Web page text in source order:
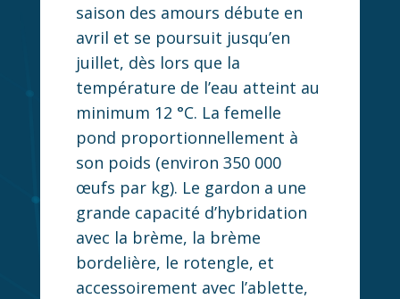
saison des amours débute en
avril et se poursuit jusqu’en
juillet, dès lors que la
température de l’eau atteint au
minimum 12 °C. La femelle
pond proportionnellement à
son poids (environ 350 000
œufs par kg). Le gardon a une
grande capacité d’hybridation
avec la brème, la brème
bordelière, le rotengle, et
accessoirement avec l’ablette,